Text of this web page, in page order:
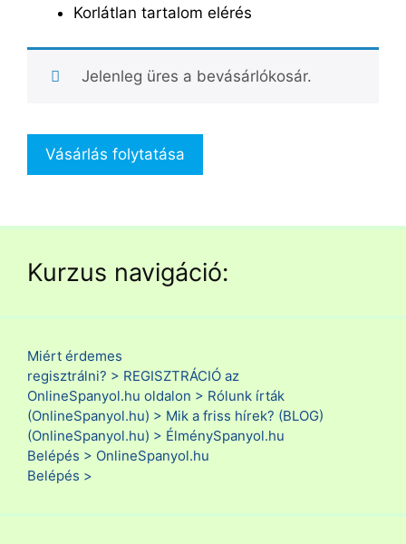
Korlátlan tartalom elérés
Jelenleg üres a bevásárlókosár.
Vásárlás folytatása
Kurzus navigáció:
Miért érdemes
regisztrálni? > REGISZTRÁCIÓ az
OnlineSpanyol.hu oldalon > Rólunk írták
(OnlineSpanyol.hu) > Mik a friss hírek? (BLOG)
(OnlineSpanyol.hu) > ÉlménySpanyol.hu
Belépés > OnlineSpanyol.hu
Belépés >